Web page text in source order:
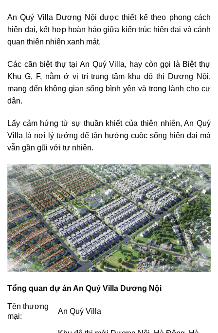
An Quý Villa Dương Nội được thiết kế theo phong cách
hiện đại, kết hợp hoàn hảo giữa kiến trúc hiện đại và cảnh
quan thiên nhiên xanh mát.
Các căn biệt thự tại An Quý Villa, hay còn gọi là Biệt thự
Khu G, F, nằm ở vị trí trung tâm khu đô thị Dương Nội,
mang đến không gian sống bình yên và trong lành cho cư
dân.
Lấy cảm hứng từ sự thuần khiết của thiên nhiên, An Quý
Villa là nơi lý tưởng để tận hưởng cuộc sống hiện đại mà
vẫn gần gũi với tự nhiên.
Tổng quan dự án An Quý Villa Dương Nội
Tên thương
mại:
An Quý Villa